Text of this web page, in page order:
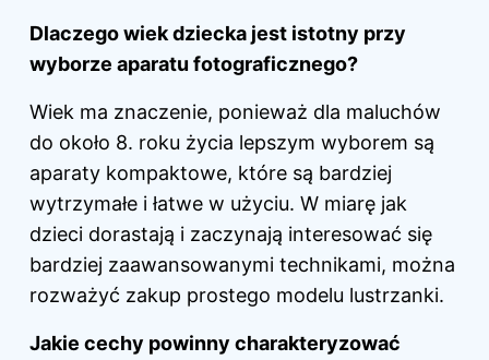
Dlaczego wiekdziecka jest istotny przy
wyborze aparatu fotograficznego?
Wiek ma znaczenie, ponieważ dla maluchów
do około 8. roku życia lepszym wyborem są
aparaty kompaktowe, które są bardziej
wytrzymałe i łatwe w użyciu. W miarę jak
dzieci dorastają i zaczynają interesować się
bardziej zaawansowanymi technikami, można
rozważyć zakup prostego modelu lustrzanki.
Jakie cechy powinny charakteryzować